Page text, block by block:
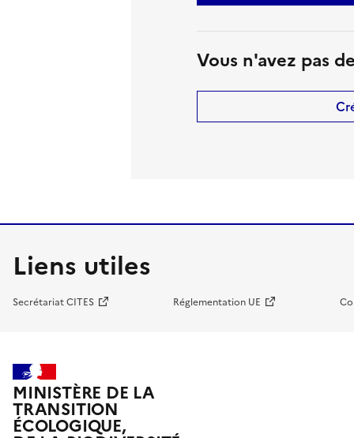
Vous n'avez pas
Liens utiles
Secrétariat CITES Réglementation UE
MINISTÈRE DE LA
TRANSITION
ÉCOLOGIQUE,